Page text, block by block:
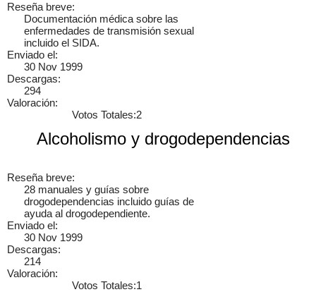
ebert hay una pagina también de puros manuales
mecanicosonline.online/
Reseña breve:
Documentación médica sobre las
enfermedades de transmisión sexual
incluido el SIDA.
Enviado el:
30 Nov 1999
Descargas:
294
Valoración:
Votos Totales:2
Alcoholismo y drogodependencias
Reseña breve:
28 manuales y guías sobre
drogodependencias incluido guías de
ayuda al drogodependiente.
Enviado el:
30 Nov 1999
Descargas:
214
Valoración:
Votos Totales:1